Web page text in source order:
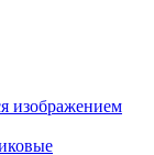
изображением